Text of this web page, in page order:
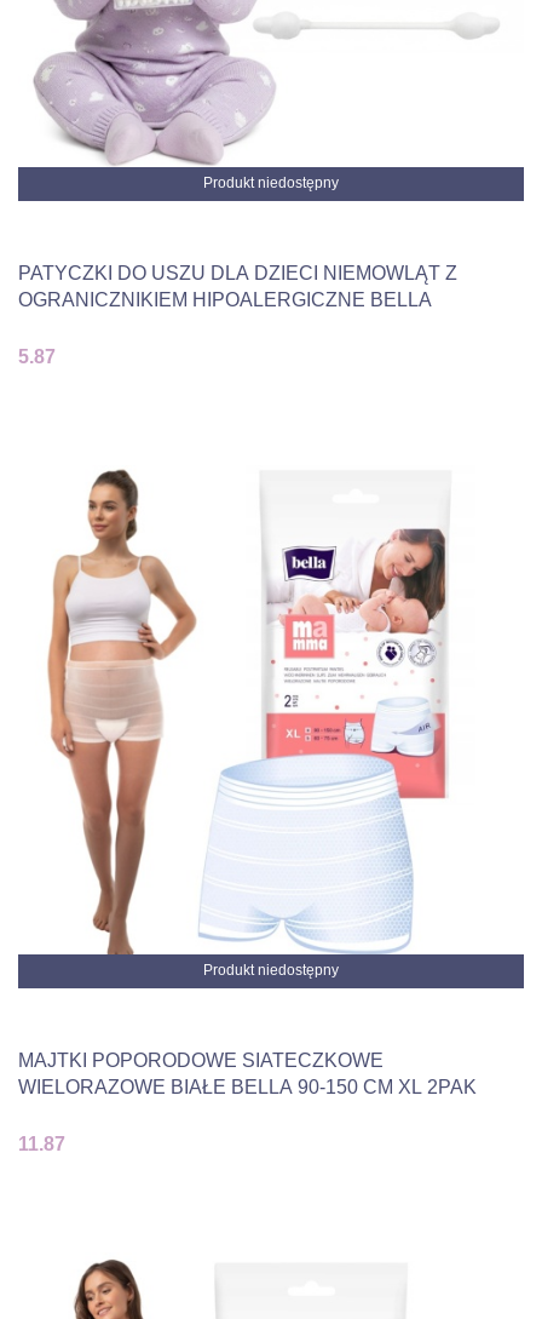
Produkt niedostępny
PATYCZKI DO USZU DLA DZIECI NIEMOWLĄT Z
OGRANICZNIKIEM HIPOALERGICZNE BELLA
5.87
Produkt niedostępny
MAJTKI POPORODOWE SIATECZKOWE
WIELORAZOWE BIAŁE BELLA 90-150 CM XL 2PAK
11.87